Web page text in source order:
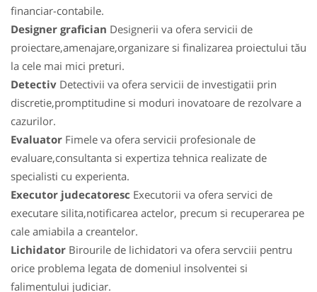
financiar-contabile.
Designer grafician Designerii va ofera servicii de
proiectare,amenajare,organizare si finalizarea proiectului tău
la cele mai mici preturi.
Detectiv Detectivii va ofera servicii de investigatii prin
discretie,promptitudine si moduri inovatoare de rezolvare a
cazurilor.
Evaluator Fimele va ofera servicii profesionale de
evaluare,consultanta si expertiza tehnica realizate de
specialisti cu experienta.
Executor judecatoresc Executorii va ofera servici de
executare silita,notificarea actelor, precum si recuperarea pe
cale amiabila a creantelor.
Lichidator Birourile de lichidatori va ofera servciii pentru
orice problema legata de domeniul insolventei si
falimentului judiciar.